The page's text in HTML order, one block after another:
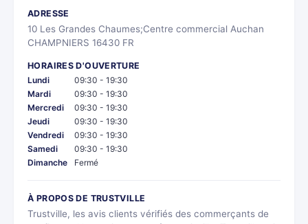
ADRESSE
10 Les Grandes Chaumes;Centre commercial Auchan
CHAMPNIERS 16430 FR
HORAIRES D'OUVERTURE
Lundi
09:30 - 19:30
Mardi
09:30 - 19:30
Mercredi
09:30 - 19:30
Jeudi
09:30 - 19:30
Vendredi
09:30 - 19:30
Samedi
09:30 - 19:30
Dimanche
Fermé
À PROPOS DE TRUSTVILLE
Trustville, les avis clients vérifiés des commerçants de